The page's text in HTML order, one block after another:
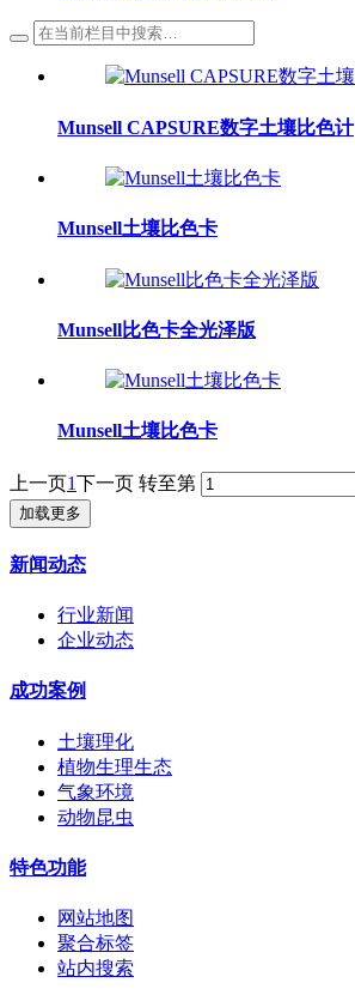
Munsell CAPSURE数字土壤比色计
Munsell土壤比色卡
Munsell比色卡全光泽版
Munsell土壤比色卡
上一页1下一页 转至第
加载更多
新闻动态
行业新闻
企业动态
成功案例
土壤理化
植物生理生态
气象环境
动物昆虫
特色功能
网站地图
聚合标签
站内搜索